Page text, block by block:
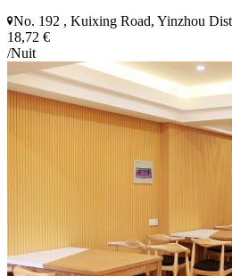
No. 192 , Kuixing Road, Yinzhou
18,72 €
/Nuit